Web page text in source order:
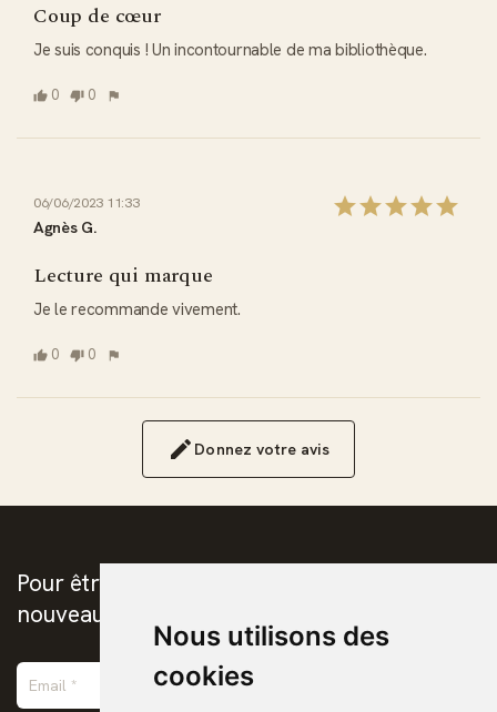
Nous utilisons des
cookies
Coup de cœur
Je suis conquis ! Un incontournable de ma bibliothèque.
0 0
06/06/2023 11:33
Agnès G.
Lecture qui marque
Je le recommande vivement.
0 0
Donnez votre avis
Pour être prévenus de la publication des
nouveaux ebooks chrétiens